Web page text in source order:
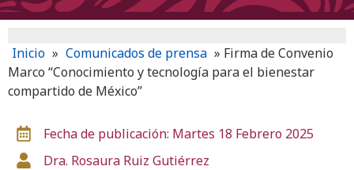
Inicio » Comunicados de prensa » Firma de Convenio
Marco “Conocimiento y tecnología para el bienestar
compartido de México”
Fecha de publicación: Martes 18 Febrero 2025
Dra. Rosaura Ruiz Gutiérrez